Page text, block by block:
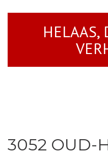
HELAAS,
3052 OUD-